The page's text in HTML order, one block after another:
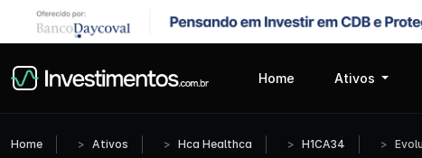
Home Ativos
Home Ativos Hca Healthca H1CA34